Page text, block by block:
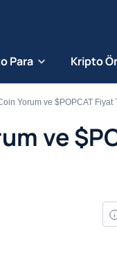
Para Kripto
Yorum ve $POPCAT
ve